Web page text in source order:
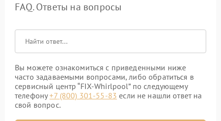
FAQ. Ответы на вопросы
Вы можете ознакомиться с приведенными ниже
часто задаваемыми вопросами, либо обратиться в
сервисный центр “FIX-Whirlpool” по следующему
телефону+7 (800) 301-55-83 если не нашли ответ на
свой вопрос.